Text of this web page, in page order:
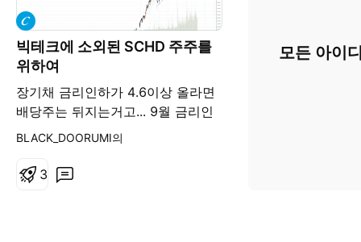
빅테크에 소외된 SCHD 주주를
위하여
장기채 금리인하가 4.6이상 올라면
배당주는 뒤지는거고... 9월 금리인
하되면 그동안 성장주에 받았던 소
BLACK_DOORUMI의
3
모든 아이